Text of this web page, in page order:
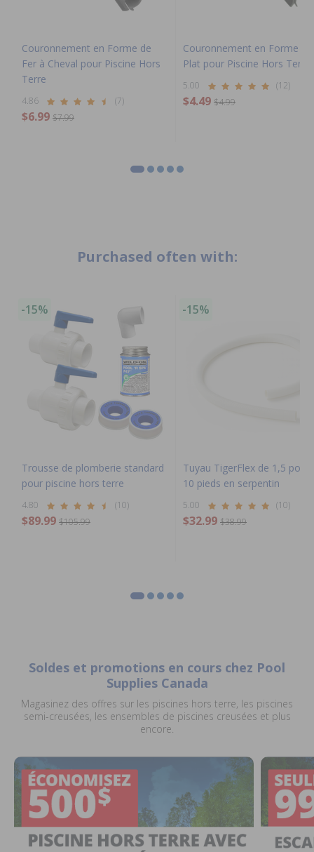
Couronnement en Forme de
Fer à Cheval pour Piscine Hors
Terre
4.86 (7)
$6.99 $7.99
Couronnement en Forme de
Plat pour Piscine Hors Terre
5.00 (12)
$4.49 $4.99
Purchased often with:
-15%
Trousse de plomberie standard
pour piscine hors terre
4.80 (10)
$89.99 $105.99
-15%
Tuyau TigerFlex de 1,5
10 pieds en serpentin
5.00 (10)
$32.99 $38.99
Soldes et promotions en cours chez Pool
Supplies Canada
Magasinez des offres sur les piscines hors terre, les piscines
semi-creusées, les ensembles de piscines creusées et plus
encore.